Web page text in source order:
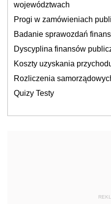
województwach
Progi w zamówieniach
Badanie sprawozdań
Dyscyplina finansów
Koszty uzyskania
Rozliczenia
Quizy Testy